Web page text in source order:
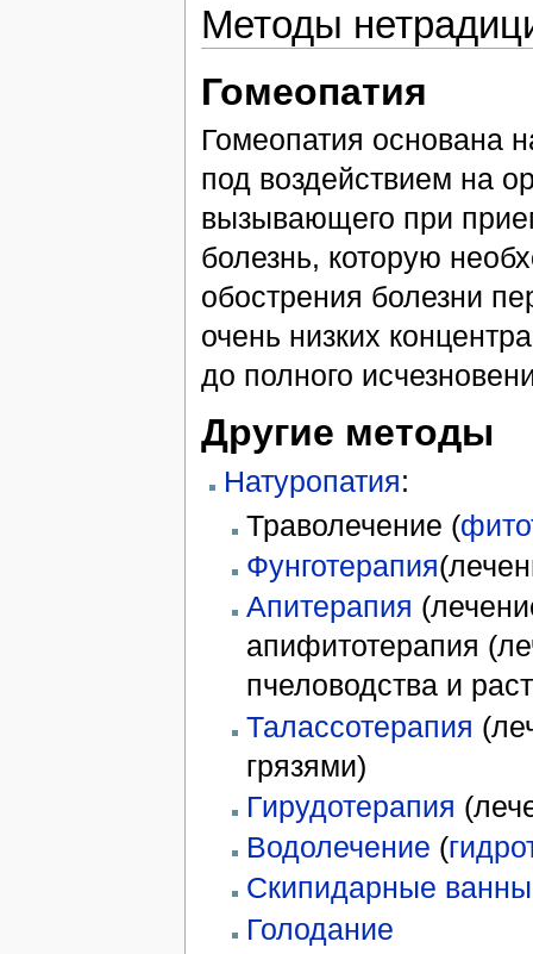
Методы
Гомеопатия
Гомеопатия основана
под воздействием на
вызывающего при
болезнь, которую
обострения болезни
очень низких
до полного
Другие методы
Натуропатия:
Траволечение (
Фунготерапия
Апитерапия
апифитотерапия
пчеловодства и
Талассотерапия
грязями)
Гирудотерапия
Водолечение (
Скипидарные ванны
Голодание